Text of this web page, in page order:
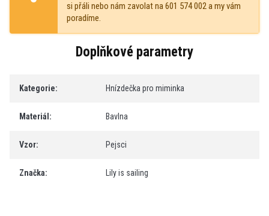
si přáli nebo nám zavolat na 601 574 002 a my vám
poradíme.
Doplňkové parametry
Kategorie: Hnízdečka pro miminka
Materiál : Bavlna
Vzor: Pejsci
Značka: Lily is sailing